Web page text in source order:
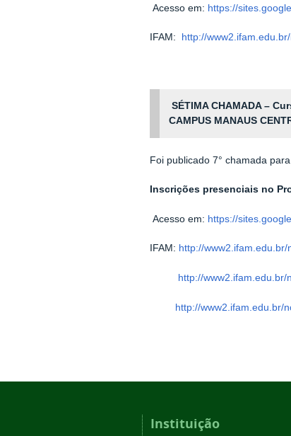
Acesso em: https://
IFAM: http://
SÉTIMA CHAMADA –
CAMPUS MANAUS
Foi publicado 7° chamada
Inscrições presenciais no
Acesso em: https://
IFAM: http://
http://
http://www2.ifam.edu.br/
Instituição